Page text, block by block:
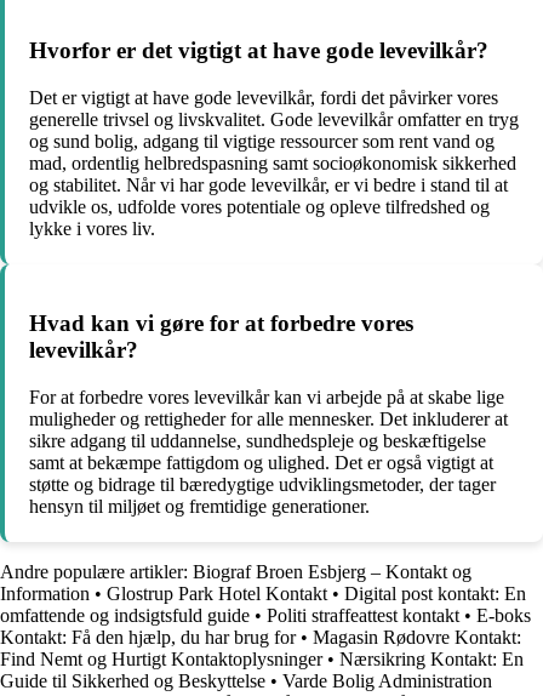
Hvorfor er det vigtigt at have gode levevilkår?
Det er vigtigt at have gode levevilkår, fordi det påvirker vores
generelle trivsel og livskvalitet. Gode levevilkår omfatter en tryg
og sund bolig, adgang til vigtige ressourcer som rent vand og
mad, ordentlig helbredspasning samt socioøkonomisk sikkerhed
og stabilitet. Når vi har gode levevilkår, er vi bedre i stand til at
udvikle os, udfolde vores potentiale og opleve tilfredshed og
lykke i vores liv.
Hvad kan vi gøre for at forbedre vores
levevilkår?
For at forbedre vores levevilkår kan vi arbejde på at skabe lige
muligheder og rettigheder for alle mennesker. Det inkluderer at
sikre adgang til uddannelse, sundhedspleje og beskæftigelse
samt at bekæmpe fattigdom og ulighed. Det er også vigtigt at
støtte og bidrage til bæredygtige udviklingsmetoder, der tager
hensyn til miljøet og fremtidige generationer.
Andre populære artikler: Biograf Broen Esbjerg – Kontakt og
Information • Glostrup Park Hotel Kontakt • Digital post kontakt: En
omfattende og indsigtsfuld guide • Politi straffeattest kontakt • E-boks
Kontakt: Få den hjælp, du har brug for• Magasin Rødovre Kontakt:
Find Nemt og Hurtigt Kontaktoplysninger• Nærsikring Kontakt: En
Guide til Sikkerhed og Beskyttelse • Varde Bolig Administration